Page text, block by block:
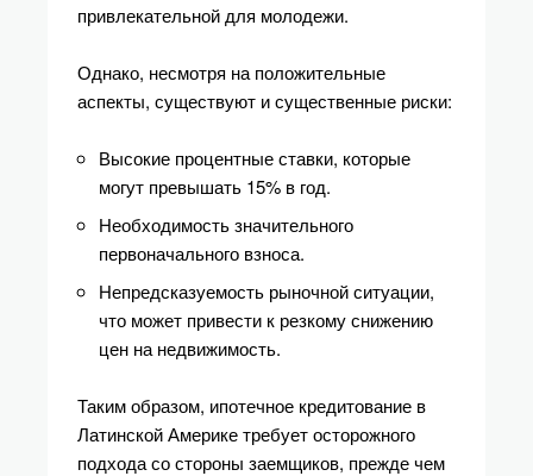
привлекательной для молодежи.
Однако, несмотря на положительные
аспекты, существуют и существенные риски:
Высокие процентные ставки, которые
могут превышать 15% в год.
Необходимость значительного
первоначального взноса.
Непредсказуемость рыночной ситуации,
что может привести к резкому снижению
цен на недвижимость.
Таким образом, ипотечное кредитование в
Латинской Америке требует осторожного
подхода со стороны заемщиков, прежде чем